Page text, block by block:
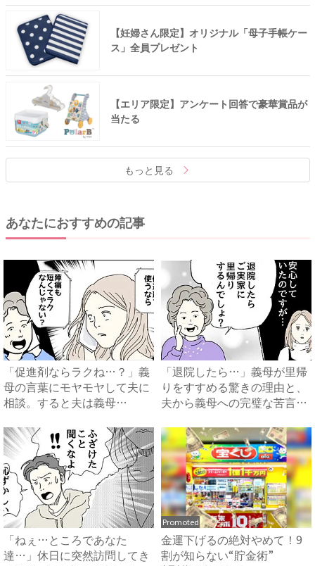
【妊婦さん限定】オリジナル「母子手帳ケー
ス」全員プレゼント
【エリア限定】アンケート回答で豪華賞品が
当たる
もっと見る
あなたにおすすめの記事
「促進剤ならラクね…？」義
母の言葉にモヤモヤして夫に
相談。すると夫は義母
「退院したら…」義母が里帰
りをすすめる驚きの理由と、
夫から義母への完璧な苦言
「ねぇ…ところであなた
達…」休日に突然訪問してき
Promoted
金運下げるの絶対やめて！9
割が知らない“貯金術”